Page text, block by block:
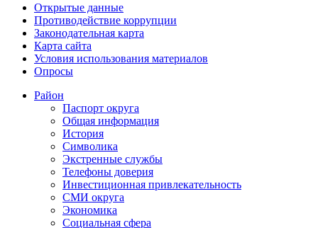
Открытые данные
Противодействие коррупции
Законодательная карта
Карта сайта
Условия использования материалов
Опросы
Район
Паспорт округа
Общая информация
История
Символика
Экстренные службы
Телефоны доверия
Инвестиционная привлекательность
СМИ округа
Экономика
Социальная сфера